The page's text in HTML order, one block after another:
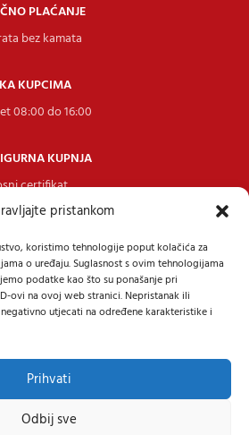
pristankom
koristimo tehnologije poput kolačića za
o uređaju. Suglasnost s ovim tehnologijama
podatke kao što su ponašanje pri
ovi na ovoj web stranici. Nepristanak ili
utjecati na određene karakteristike i
Prihvati
Odbij sve
PLAĆANJE
bez kamata
KUPCIMA
08:00 do 16:00
KUPNJA
certifikat
dana
Samoborski